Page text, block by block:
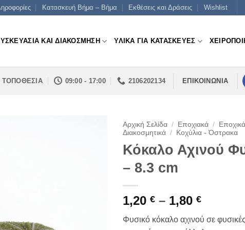
Κατασκευή Βήμα – Βήμα Εκθέσεις και Δράσεις Wishlist
ΚΑΙ ΔΙΑΚΟΣΜΗΣΗ ΥΛΙΚΑ ΓΙΑ ΚΑΤΑΣΚΕΥΕΣ
ΤΟΠΟΘΕΣΙΑ 09:00 - 17:00 2106202134 ΕΠΙΚΟΙΝΩΝΙΑ
Αρχική Σελίδα / Εποχιακά /
Διακοσμητικά / Κοχύλια - Όστρακα
Κόκαλο Αχινού
– 8.3 cm
1,20 € – 1,80 €Price
range:
1,20 €
Φυσικό κόκαλο αχινού σε φυσικές